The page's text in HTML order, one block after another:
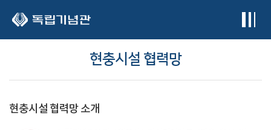
현충시설 협력망
현충시설 협력망 소개